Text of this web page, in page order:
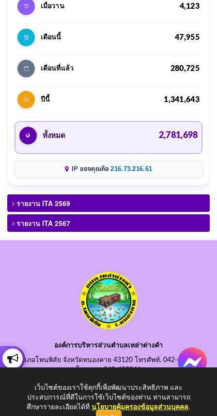
เมื่อวาน 4,123
เดือนนี้ 47,955
เดือนที่แล้ว 280,725
ปีนี้ 1,341,643
ทั้งหมด 2,781,698
IP ของคุณคือ216.73.216.61
รายงาน ITA 2569
รายงาน ITA 2567
องค์การบริหารส่วนตำบลเหล่าต่างคำ
อำเภอโพนพิสัย จังหวัดหนองคาย 43120 โทรศัพท์. 042-490845
โทรสาร. 042-490846
อีเมลกลาง. saraban@laotangkham.go.th
เว็บไซต์ของเราใช้คุกกี้เพื่อพัฒนาประสิทธิภาพ และ
ประสบการณ์ที่ดีในการใช้เว็บไซต์ของท่าน ท่านสามารถ
ศึกษารายละเอียดได้ที่ นโยบายคุ้มครองข้อมูลส่วนบุคคล.